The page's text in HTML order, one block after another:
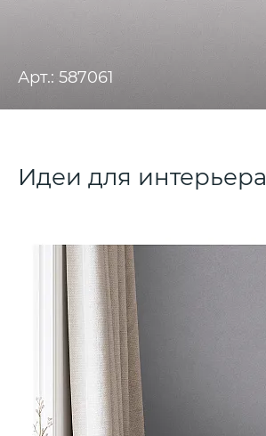
Арт.: 587061
Идеи для интерьера